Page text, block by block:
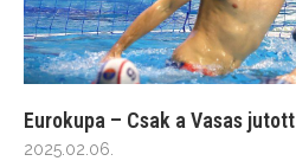
Eurokupa – Csak a Vasas
2025.02.06.